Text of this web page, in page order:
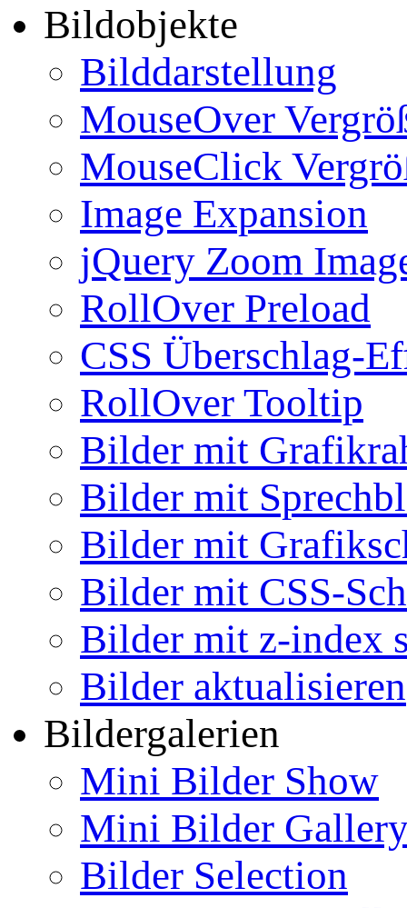
Bildobjekte
Bilddarstellung
MouseOver
MouseClick
Image Expansion
jQuery Zoom
RollOver Preload
CSS Überschlag-
RollOver Tooltip
Bilder mit
Bilder mit
Bilder mit
Bilder mit CSS-
Bilder mit z-index
Bilder aktualisieren
Bildergalerien
Mini Bilder Show
Mini Bilder
Bilder Selection